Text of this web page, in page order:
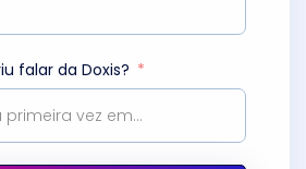
falar da Doxis?